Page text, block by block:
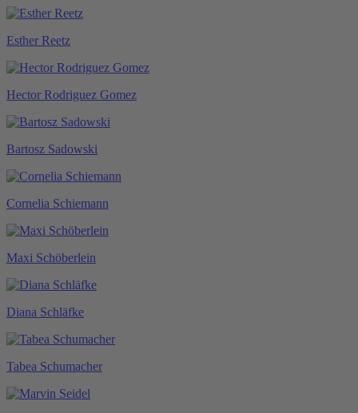
Esther Reetz
Hector Rodriguez Gomez
Bartosz Sadowski
Cornelia Schiemann
Maxi Schöberlein
Diana Schläfke
Tabea Schumacher